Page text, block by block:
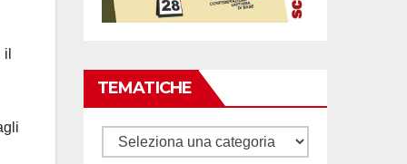
TEMATICHE
Tematiche